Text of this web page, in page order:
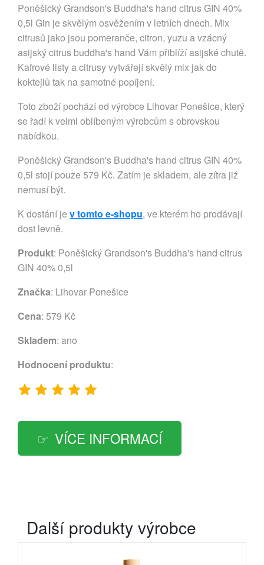
Poněšický Grandson's Buddha's hand citrus GIN 40%
0,5l Gin je skvělým osvěžením v letních dnech. Mix
citrusů jako jsou pomeranče, citron, yuzu a vzácný
asijský citrus buddha's hand Vám přiblíží asijské chutě.
Kafrové listy a citrusy vytvářejí skvělý mix jak do
koktejlů tak na samotné popíjení.
Toto zboží pochází od výrobce Lihovar Ponešice, který
se řadí k velmi oblíbeným výrobcům s obrovskou
nabídkou.
Poněšický Grandson's Buddha's hand citrus GIN 40%
0,5l stojí pouze 579 Kč. Zatím je skladem, ale zítra již
nemusí být.
K dostání je v tomto e-shopu, ve kterém ho prodávají
dost levně.
Produkt: Poněšický Grandson's Buddha's hand citrus
GIN 40% 0,5l
Značka: Lihovar Ponešice
Cena: 579 Kč
Skladem: ano
Hodnocení produktu:
VÍCE INFORMACÍ
Další produkty výrobce